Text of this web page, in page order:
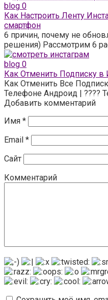
blog 0
Как Настроить Ленту
смартфон
6 причин, почему не
решения) Рассмотрим 6
blog 0
Как Отменить Подписку в
Как Отменить Все
Телефоне Андроид | ????
Добавить комментарий
Имя *
Email *
Сайт
Комментарий